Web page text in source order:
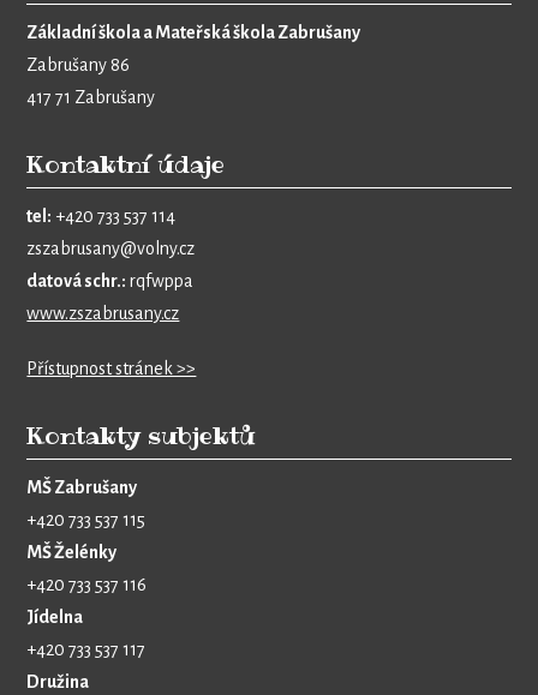
Základní škola a Mateřská škola Zabrušany
Zabrušany 86
417 71 Zabrušany
Kontaktní údaje
tel: +420 733 537 114
zszabrusany@volny.cz
datová schr.: rqfwppa
www.zszabrusany.cz
Přístupnost stránek >>
Kontakty subjektů
MŠ Zabrušany
+420 733 537 115
MŠ Želénky
+420 733 537 116
Jídelna
+420 733 537 117
Družina